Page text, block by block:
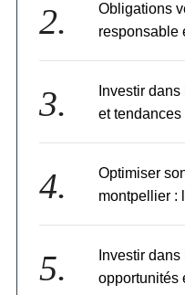
Obligations
responsable
Investir
et tendances
Optimiser
montpellier :
Investir
opportunités